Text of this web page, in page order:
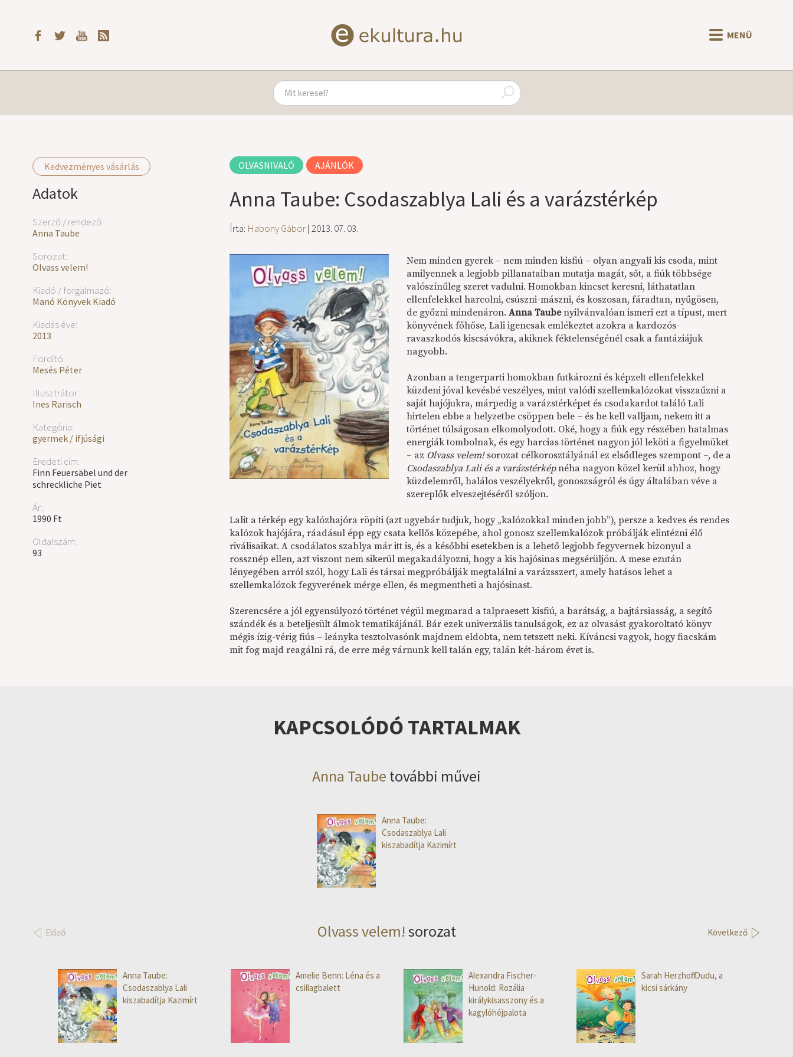
MENÜ
Kedvezményes vásárlás
Adatok
Szerző / rendező:
Anna Taube
Sorozat:
Olvass velem!
Kiadó / forgalmazó:
Manó Könyvek Kiadó
Kiadás éve:
2013
Fordító:
Mesés Péter
Illusztrátor:
Ines Rarisch
Kategória:
gyermek / ifjúsági
Eredeti cím:
Finn Feuersäbel und der
schreckliche Piet
Ár:
1990 Ft
Oldalszám:
93
OLVASNIVALÓ AJÁNLÓK
Anna Taube: Csodaszablya Lali és a varázstérkép
Írta: Habony Gábor| 2013. 07. 03.
Nem minden gyerek – nem minden kisfiú – olyan angyali kis csoda, mint
amilyennek a legjobb pillanataiban mutatja magát, sőt, a fiúk többsége
valószínűleg szeret vadulni. Homokban kincset keresni, láthatatlan
ellenfelekkel harcolni, csúszni-mászni, és koszosan, fáradtan, nyűgösen,
de győzni mindenáron.Anna Taubenyilvánvalóan ismeri ezt a típust, mert
könyvének főhőse, Lali igencsak emlékeztet azokra a kardozós-
ravaszkodós kiscsávókra, akiknek féktelenségénél csak a fantáziájuk
nagyobb.
Azonban a tengerparti homokban futkározni és képzelt ellenfelekkel
küzdeni jóval kevésbé veszélyes, mint valódi szellemkalózokat visszaűzni a
saját hajójukra, márpedig a varázstérképet és csodakardot találó Lali
hirtelen ebbe a helyzetbe csöppen bele – és be kell valljam, nekem itt a
történet túlságosan elkomolyodott. Oké, hogy a fiúk egy részében hatalmas
energiák tombolnak, és egy harcias történet nagyon jól leköti a figyelmüket
– az Olvass velem!sorozat célkorosztályánál ez elsődleges szempont –, de a
Csodaszablya Lali és a varázstérképnéha nagyon közel kerül ahhoz, hogy
küzdelemről, halálos veszélyekről, gonoszságról és úgy általában véve a
szereplők elveszejtéséről szóljon.
Lalit a térkép egy kalózhajóra röpíti (azt ugyebár tudjuk, hogy „kalózokkal minden jobb”), persze a kedves és rendes
kalózok hajójára, ráadásul épp egy csata kellős közepébe, ahol gonosz szellemkalózok próbálják elintézni élő
riválisaikat. A csodálatos szablya már itt is, és a későbbi esetekben is a lehető legjobb fegyvernek bizonyul a
rossznép ellen, azt viszont nem sikerül megakadályozni, hogy a kis hajósinas megsérüljön. A mese ezután
lényegében arról szól, hogy Lali és társai megpróbálják megtalálni a varázsszert, amely hatásos lehet a
szellemkalózok fegyverének mérge ellen, és megmentheti a hajósinast.
Szerencsére a jól egyensúlyozó történet végül megmarad a talpraesett kisfiú, a barátság, a bajtársiasság, a segítő
szándék és a beteljesült álmok tematikájánál. Bár ezek univerzális tanulságok, ez az olvasást gyakoroltató könyv
mégis ízig-vérig fiús – leányka tesztolvasónk majdnem eldobta, nem tetszett neki. Kíváncsi vagyok, hogy fiacskám
mit fog majd reagálni rá, de erre még várnunk kell talán egy, talán két-három évet is.
KAPCSOLÓDÓ TARTALMAK
Anna Taube további művei
Anna Taube:
Csodaszablya Lali
kiszabadítja Kazimírt
Előző Olvass velem!sorozat Következő
Anna Taube:
Csodaszablya Lali
kiszabadítja Kazimírt
Amelie Benn: Léna és a
csillagbalett
Alexandra Fischer-
Hunold: Rozália
királykisasszony és a
kagylóhéjpalota
Sarah Herzhoff: Dudu, a
kicsi sárkány